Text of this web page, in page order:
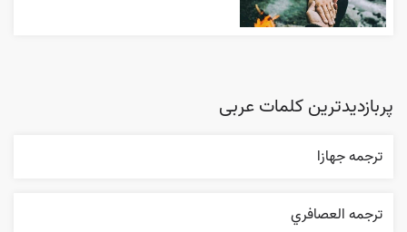
پربازدیدترین کلمات عربی
ترجمه جهازا
ترجمه العصافري